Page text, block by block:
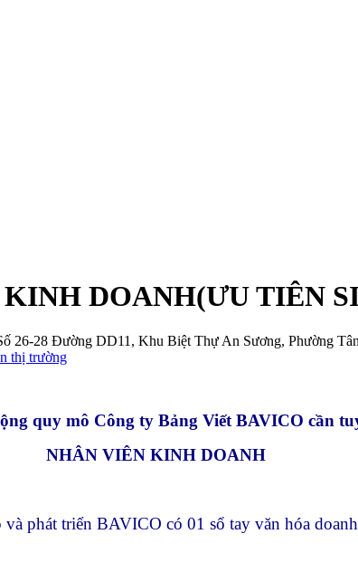
DOANH(ƯU TIÊN
26-28 Đường DD11 , Khu Biệt Thự An Sương, Phường
thị trường
quy mô Công ty Bảng Viết BAVICO cần
NHÂN VIÊN KINH DOANH
phát triển BAVICO có 01 sổ tay văn hóa